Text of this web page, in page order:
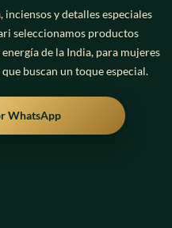
elegir
en
la
página
producto
y detalles especiales
seleccionamos productos
de la India, para mujeres
buscan un toque especial.
WhatsApp